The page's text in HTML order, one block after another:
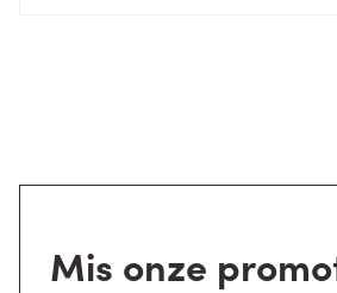
Mis onze